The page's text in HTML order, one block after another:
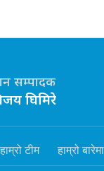
सम्पादक
घिमिरे
हाम्रो टीम हाम्रो बारेमा